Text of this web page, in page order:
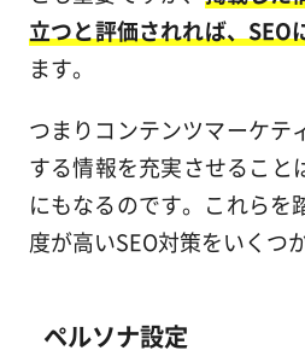
立つと評価されれば、SEO
ます。
つまりコンテンツマーケテ
する情報を充実させること
にもなるのです。これらを
度が高いSEO対策をいくつ
ペルソナ設定